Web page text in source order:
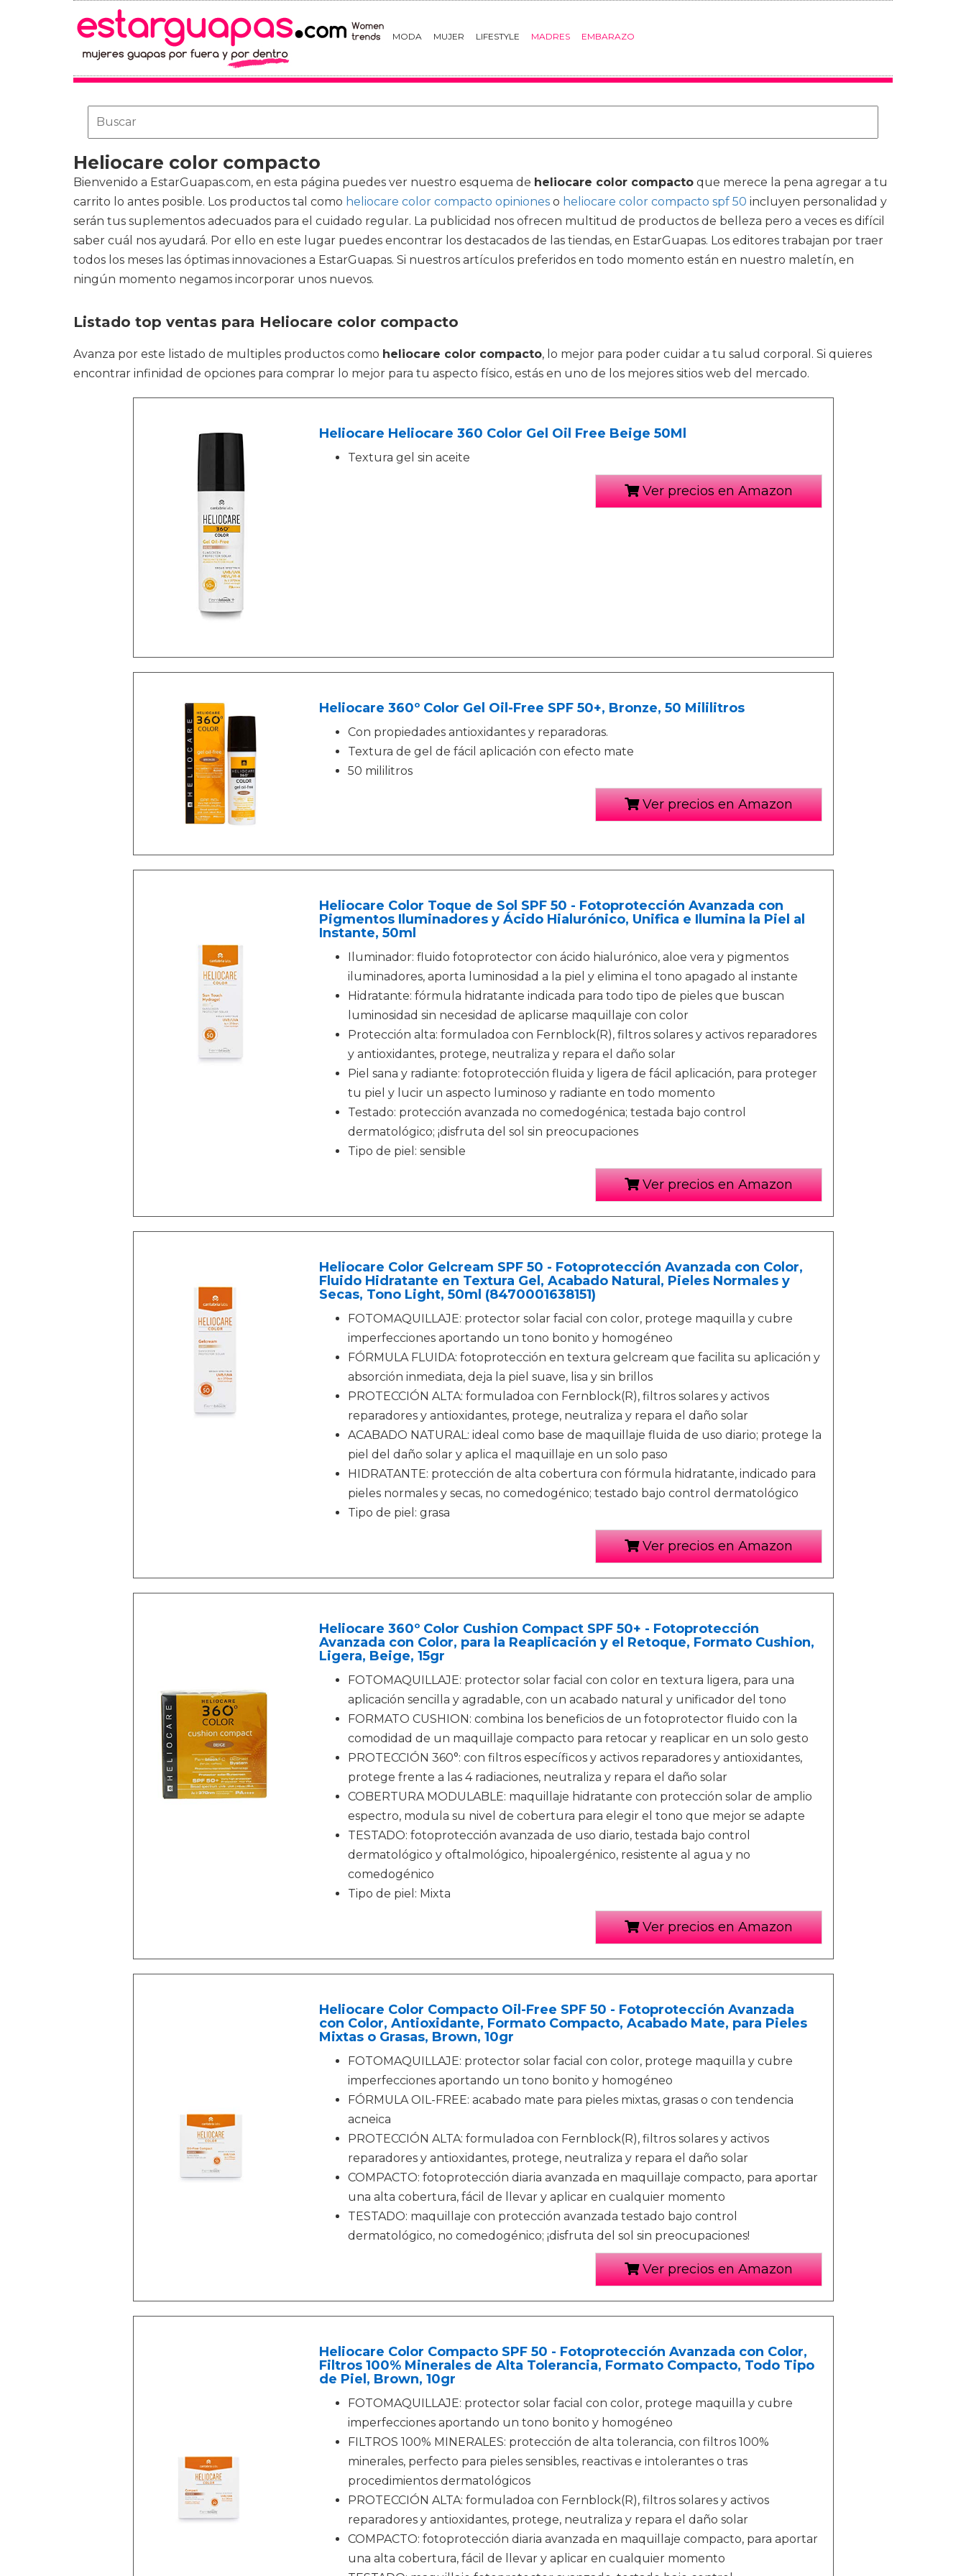
MODA MUJER LIFESTYLE MADRES EMBARAZO
Heliocare color compacto
Bienvenido a EstarGuapas.com, en esta página puedes ver nuestro esquema de heliocare color compacto que merece la pena agregar a tu
carrito lo antes posible. Los productos tal como heliocare color compacto opiniones o heliocare color compacto spf 50 incluyen personalidad y
serán tus suplementos adecuados para el cuidado regular. La publicidad nos ofrecen multitud de productos de belleza pero a veces es difícil
saber cuál nos ayudará. Por ello en este lugar puedes encontrar los destacados de las tiendas, en EstarGuapas. Los editores trabajan por traer
todos los meses las óptimas innovaciones a EstarGuapas. Si nuestros artículos preferidos en todo momento están en nuestro maletín, en
ningún momento negamos incorporar unos nuevos.
Listado top ventas para Heliocare color compacto
Avanza por este listado de multiples productos como heliocare color compacto, lo mejor para poder cuidar a tu salud corporal. Si quieres
encontrar infinidad de opciones para comprar lo mejor para tu aspecto físico, estás en uno de los mejores sitios web del mercado.
Heliocare Heliocare 360 Color Gel Oil Free Beige 50Ml
Textura gel sin aceite
Ver precios en Amazon
Heliocare 360º Color Gel Oil-Free SPF 50+, Bronze, 50 Mililitros
Con propiedades antioxidantes y reparadoras.
Textura de gel de fácil aplicación con efecto mate
50 mililitros
Ver precios en Amazon
Heliocare Color Toque de Sol SPF 50 - Fotoprotección Avanzada con
Pigmentos Iluminadores y Ácido Hialurónico, Unifica e Ilumina la Piel al
Instante, 50ml
Iluminador: fluido fotoprotector con ácido hialurónico, aloe vera y pigmentos
iluminadores, aporta luminosidad a la piel y elimina el tono apagado al instante
Hidratante: fórmula hidratante indicada para todo tipo de pieles que buscan
luminosidad sin necesidad de aplicarse maquillaje con color
Protección alta: formuladoa con Fernblock(R), filtros solares y activos reparadores
y antioxidantes, protege, neutraliza y repara el daño solar
Piel sana y radiante: fotoprotección fluida y ligera de fácil aplicación, para proteger
tu piel y lucir un aspecto luminoso y radiante en todo momento
Testado: protección avanzada no comedogénica; testada bajo control
dermatológico; ¡disfruta del sol sin preocupaciones
Tipo de piel: sensible
Ver precios en Amazon
Heliocare Color Gelcream SPF 50 - Fotoprotección Avanzada con Color,
Fluido Hidratante en Textura Gel, Acabado Natural, Pieles Normales y
Secas, Tono Light, 50ml (8470001638151)
FOTOMAQUILLAJE: protector solar facial con color, protege maquilla y cubre
imperfecciones aportando un tono bonito y homogéneo
FÓRMULA FLUIDA: fotoprotección en textura gelcream que facilita su aplicación y
absorción inmediata, deja la piel suave, lisa y sin brillos
PROTECCIÓN ALTA: formuladoa con Fernblock(R), filtros solares y activos
reparadores y antioxidantes, protege, neutraliza y repara el daño solar
ACABADO NATURAL: ideal como base de maquillaje fluida de uso diario; protege la
piel del daño solar y aplica el maquillaje en un solo paso
HIDRATANTE: protección de alta cobertura con fórmula hidratante, indicado para
pieles normales y secas, no comedogénico; testado bajo control dermatológico
Tipo de piel: grasa
Ver precios en Amazon
Heliocare 360º Color Cushion Compact SPF 50+ - Fotoprotección
Avanzada con Color, para la Reaplicación y el Retoque, Formato Cushion,
Ligera, Beige, 15gr
FOTOMAQUILLAJE: protector solar facial con color en textura ligera, para una
aplicación sencilla y agradable, con un acabado natural y unificador del tono
FORMATO CUSHION: combina los beneficios de un fotoprotector fluido con la
comodidad de un maquillaje compacto para retocar y reaplicar en un solo gesto
PROTECCIÓN 360°: con filtros específicos y activos reparadores y antioxidantes,
protege frente a las 4 radiaciones, neutraliza y repara el daño solar
COBERTURA MODULABLE: maquillaje hidratante con protección solar de amplio
espectro, modula su nivel de cobertura para elegir el tono que mejor se adapte
TESTADO: fotoprotección avanzada de uso diario, testada bajo control
dermatológico y oftalmológico, hipoalergénico, resistente al agua y no
comedogénico
Tipo de piel: Mixta
Ver precios en Amazon
Heliocare Color Compacto Oil-Free SPF 50 - Fotoprotección Avanzada
con Color, Antioxidante, Formato Compacto, Acabado Mate, para Pieles
Mixtas o Grasas, Brown, 10gr
FOTOMAQUILLAJE: protector solar facial con color, protege maquilla y cubre
imperfecciones aportando un tono bonito y homogéneo
FÓRMULA OIL-FREE: acabado mate para pieles mixtas, grasas o con tendencia
acneica
PROTECCIÓN ALTA: formuladoa con Fernblock(R), filtros solares y activos
reparadores y antioxidantes, protege, neutraliza y repara el daño solar
COMPACTO: fotoprotección diaria avanzada en maquillaje compacto, para aportar
una alta cobertura, fácil de llevar y aplicar en cualquier momento
TESTADO: maquillaje con protección avanzada testado bajo control
dermatológico, no comedogénico; ¡disfruta del sol sin preocupaciones!
Ver precios en Amazon
Heliocare Color Compacto SPF 50 - Fotoprotección Avanzada con Color,
Filtros 100% Minerales de Alta Tolerancia, Formato Compacto, Todo Tipo
de Piel, Brown, 10gr
FOTOMAQUILLAJE: protector solar facial con color, protege maquilla y cubre
imperfecciones aportando un tono bonito y homogéneo
FILTROS 100% MINERALES: protección de alta tolerancia, con filtros 100%
minerales, perfecto para pieles sensibles, reactivas e intolerantes o tras
procedimientos dermatológicos
PROTECCIÓN ALTA: formuladoa con Fernblock(R), filtros solares y activos
reparadores y antioxidantes, protege, neutraliza y repara el daño solar
COMPACTO: fotoprotección diaria avanzada en maquillaje compacto, para aportar
una alta cobertura, fácil de llevar y aplicar en cualquier momento